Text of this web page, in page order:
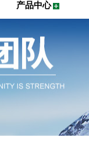
产品中心